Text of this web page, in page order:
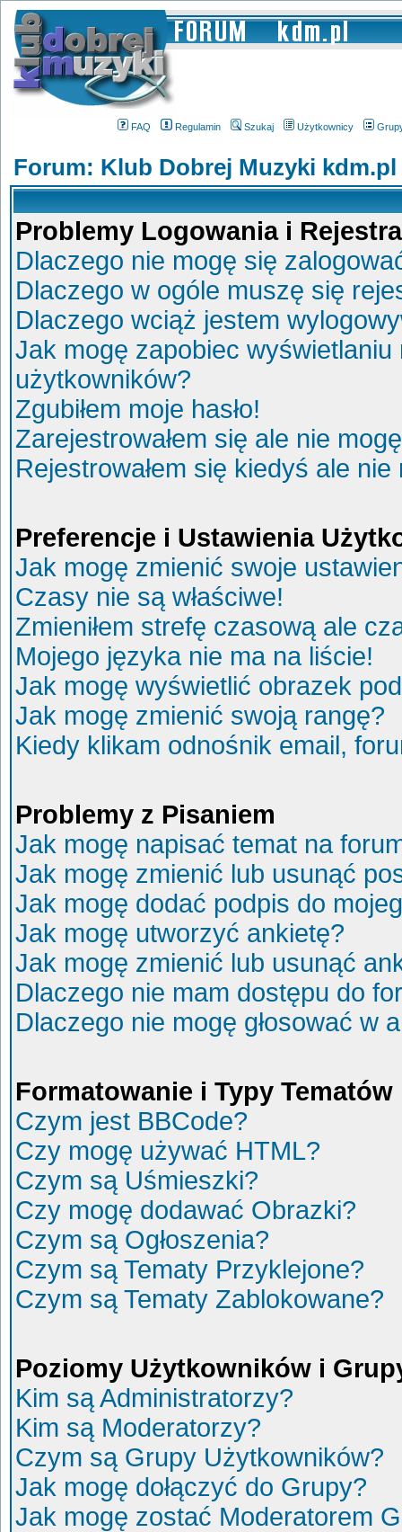
FAQ Regulamin Szukaj Użytkownicy
Forum: Klub Dobrej Muzyki kdm.pl
Problemy Logowania i
Dlaczego nie mogę się
Dlaczego w ogóle muszę się
Dlaczego wciąż jestem
Jak mogę zapobiec
użytkowników?
Zgubiłem moje hasło!
Zarejestrowałem się ale nie
Rejestrowałem się kiedyś ale
Preferencje i Ustawienia
Jak mogę zmienić swoje
Czasy nie są właściwe!
Zmieniłem strefę czasową ale
Mojego języka nie ma na liście!
Jak mogę wyświetlić obrazek
Jak mogę zmienić swoją rangę?
Kiedy klikam odnośnik email,
Problemy z Pisaniem
Jak mogę napisać temat na
Jak mogę zmienić lub usunąć
Jak mogę dodać podpis do
Jak mogę utworzyć ankietę?
Jak mogę zmienić lub usunąć
Dlaczego nie mam dostępu do
Dlaczego nie mogę głosować w
Formatowanie i Typy Tematów
Czym jest BBCode?
Czy mogę używać HTML?
Czym są Uśmieszki?
Czy mogę dodawać Obrazki?
Czym są Ogłoszenia?
Czym są Tematy Przyklejone?
Czym są Tematy Zablokowane?
Poziomy Użytkowników i
Kim są Administratorzy?
Kim są Moderatorzy?
Czym są Grupy Użytkowników?
Jak mogę dołączyć do Grupy?
Jak mogę zostać Moderatorem